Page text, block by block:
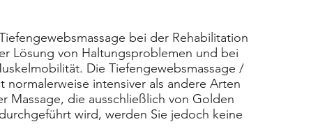
bei der Rehabilitation
Lösung von Haltungsproblemen und bei
Die Tiefengewebsmassage /
normalerweise intensiver als andere Arten
Massage, die ausschließlich von Golden
wird, werden Sie jedoch keine